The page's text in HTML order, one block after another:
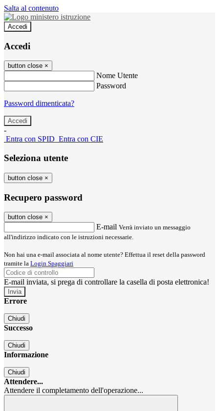
Salta al contenuto
Accedi
Accedi
button close ×
Nome Utente
Password
Password dimenticata?
-
Entra con SPID Entra con CIE
Seleziona utente
button close ×
Recupero password
button close ×
E-mail Verrà inviato un messaggio
all'indirizzo indicato con le istruzioni necessarie.
Non hai una e-mail associata al nome utente? Effettua il reset della password
tramite la Login Spaggiari
E-mail inviata, si prega di controllare la casella di posta elettronica!
Errore
Chiudi
Successo
Chiudi
Informazione
Chiudi
Attendere...
Attendere il completamento dell'operazione...